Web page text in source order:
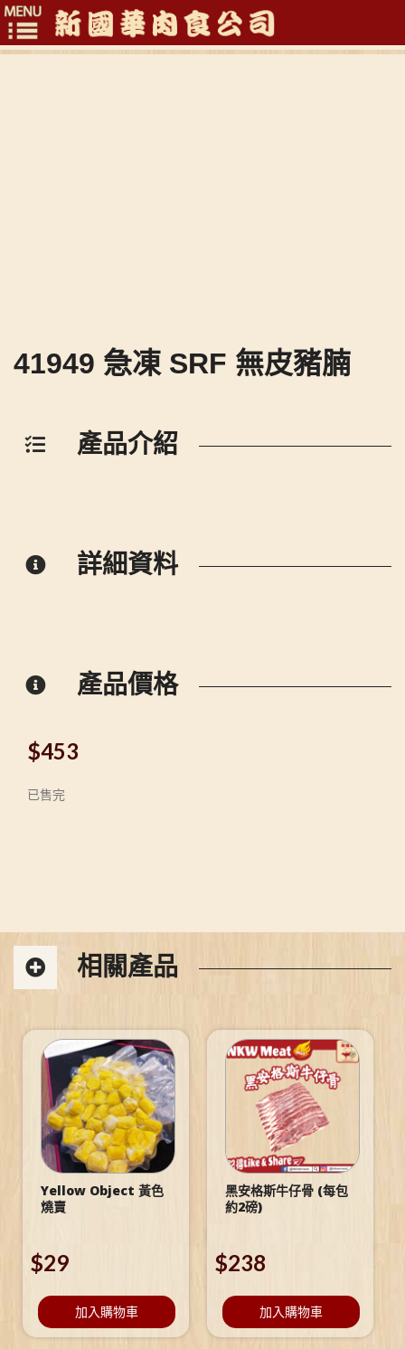
Toggle
41949 急凍 SRF 無皮豬腩
產品介紹
詳細資料
產品價格
$453
已售完
相關產品
Yellow Object 黃色
燒賣
$29
加入購物車
黑安格斯牛仔骨 (每包
約2磅)
$238
加入購物車